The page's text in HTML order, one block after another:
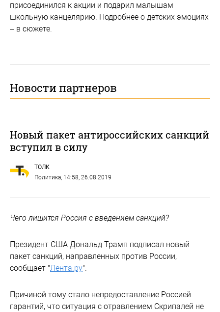
присоединился к акции и подарил малышам
школьную канцелярию. Подробнее о детских эмоциях
– в сюжете.
Новости партнеров
Новый пакет антироссийских санкций
вступил в силу
ТОЛК
Политика, 14:58, 26.08.2019
Чего лишится Россия с введением санкций?
Президент США Дональд Трамп подписал новый
пакет санкций, направленных против России,
сообщает "Лента.ру".
Причиной тому стало непредоставление Россией
гарантий, что ситуация с отравлением Скрипалей не